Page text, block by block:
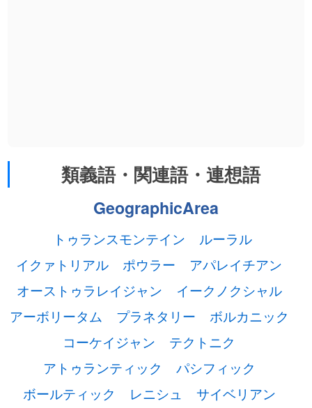
類義語・関連語・連想語
GeographicArea
トゥランスモンテイン
ルーラル
イクァトリアル
ポウラー
アパレイチアン
オーストゥラレイジャン
イークノクシャル
アーボリータム
プラネタリー
ボルカニック
コーケイジャン
テクトニク
アトゥランティック
パシフィック
ボールティック
レニシュ サイベリアン